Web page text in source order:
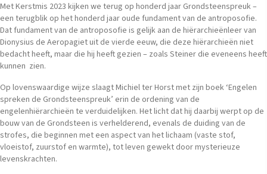
Met Kerstmis 2023 kijken we terug op honderd jaar Grondsteenspreuk –
een terugblik op het honderd jaar oude fundament van de antroposofie.
Dat fundament van de antroposofie is gelijk aan de hiërarchieënleer van
Dionysius de Aeropagiet uit de vierde eeuw, die deze hiërarchieën niet
bedacht heeft, maar die hij heeft gezien – zoals Steiner die eveneens heeft
kunnen zien.
Op lovenswaardige wijze slaagt Michiel ter Horst met zijn boek ‘Engelen
spreken de Grondsteenspreuk’ erin de ordening van de
engelenhiërarchieën te verduidelijken. Het licht dat hij daarbij werpt op de
bouw van de Grondsteen is verhelderend, evenals de duiding van de
strofes, die beginnen met een aspect van het lichaam (vaste stof,
vloeistof, zuurstof en warmte), tot leven gewekt door mysterieuze
levenskrachten.